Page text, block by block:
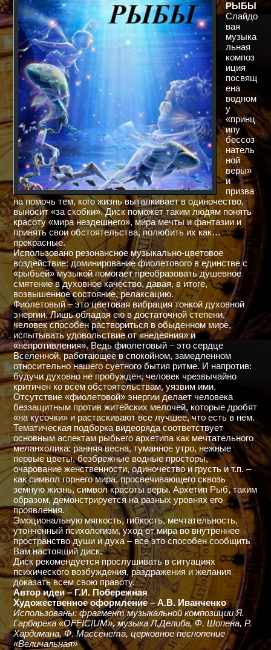
РЫБЫ
Слайдо
вая
музыка
льная
композ
иция
посвящ
ена
водном
у
«принц
ипу
бессоз
натель
ной
веры»
и
призва
на помочь тем, кого жизнь выталкивает в одиночество,
выносит «за скобки». Диск поможет таким людям понять
красоту «мира нездешнего», мира мечты и фантазии и
принять свои обстоятельства, полюбить их как…
прекрасные.
Использовано резонансное музыкально-цветовое
воздействие: доминирование фиолетового в единстве с
«рыбьей» музыкой помогает преобразовать душевное
смятение в духовное качество, давая, в итоге,
возвышенное состояние, релаксацию.
Фиолетовый – это цветовая вибрация тонкой духовной
энергии. Лишь обладая ею в достаточной степени,
человек способен раствориться в обыденном мире,
испытывать удовольствие от «недеяния» и
«непротивления». Ведь фиолетовый – это сердце
Вселенной, работающее в спокойном, замедленном
относительно нашего суетного бытия ритме. И напротив:
будучи духовно не пробужден, человек чрезвычайно
критичен ко всем обстоятельствам, уязвим ими.
Отсутствие «фиолетовой» энергии делает человека
беззащитным против житейских мелочей, которые дробят
«на кусочки» и растаскивают все лучшее, что есть в нем.
Тематическая подборка видеоряда соответствует
основным аспектам рыбьего архетипа как мечтательного
меланхолика: ранняя весна, туманное утро, нежные
первые цветы, безбрежные водные просторы,
очарование женственности, одиночество и грусть и т.п. –
как символ горнего мира, просвечивающего сквозь
земную жизнь, символ красоты веры. Архетип Рыб, таким
образом, демонстрируется на разных уровнях его
проявления.
Эмоциональную мягкость, гибкость, мечтательность,
утонченный психологизм, уход от мира во внутреннее
пространство души и духа – все это способен сообщить
Вам настоящий диск.
Диск рекомендуется прослушивать в ситуациях
психического возбуждения, раздражения и желания
доказать всем свою правоту.
Автор идеи – Г.И. Побережная
Художественное оформление – А.В. Иванченко
Использованы: фрагмент музыкальной композиции Я.
Гарбарека «OFFICIUM», музыка Л.Делиба, Ф. Шопена, Р.
Хардимана, Ф. Массенета, церковное песнопение
«Величальная»